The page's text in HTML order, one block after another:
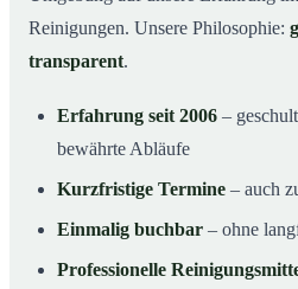
Reinigungen. Unsere Philosophie:
transparent.
Erfahrung seit 2006 –
bewährte Abläufe
Kurzfristige Termine – auch
Einmalig buchbar – ohne
Professionelle